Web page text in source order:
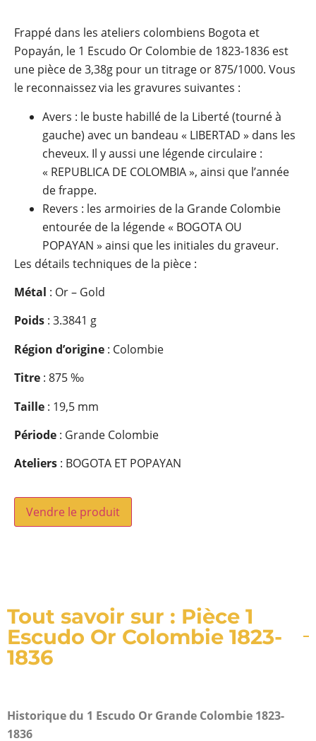
Frappé dans les ateliers colombiens Bogota et
Popayán, le 1 Escudo Or Colombie de 1823-1836 est
une pièce de 3,38g pour un titrage or 875/1000. Vous
le reconnaissez via les gravures suivantes :
Avers : le buste habillé de la Liberté (tourné à
gauche) avec un bandeau « LIBERTAD » dans les
cheveux. Il y aussi une légende circulaire :
« REPUBLICA DE COLOMBIA », ainsi que l’année
de frappe.
Revers : les armoiries de la Grande Colombie
entourée de la légende « BOGOTA OU
POPAYAN » ainsi que les initiales du graveur.
Les détails techniques de la pièce :
Métal : Or – Gold
Poids : 3.3841 g
Région d’origine : Colombie
Titre : 875 ‰
Taille : 19,5 mm
Période : Grande Colombie
Ateliers : BOGOTA ET POPAYAN
Vendre le produit
Tout savoir sur : Pièce 1
Escudo Or Colombie 1823-
1836
Historique du 1 Escudo Or Grande Colombie 1823-
1836